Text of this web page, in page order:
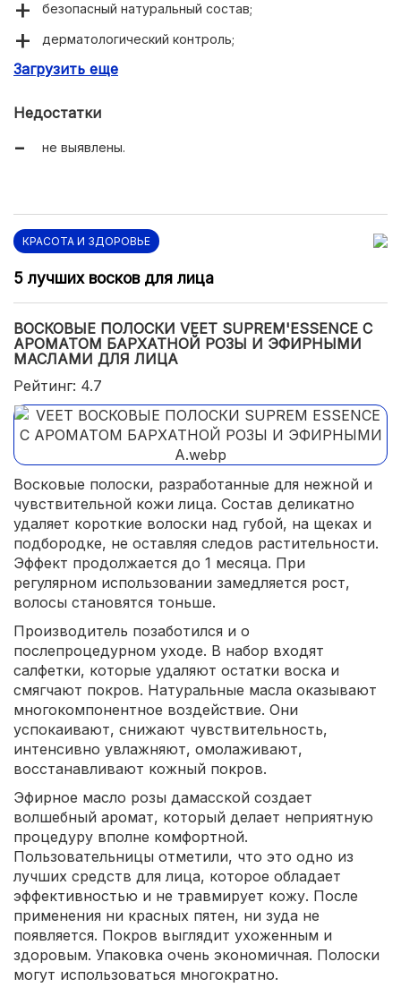
безопасный натуральный состав;
дерматологический контроль;
замедление роста волос;
Загрузить еще
Недостатки
не выявлены.
КРАСОТА И ЗДОРОВЬЕ
5 лучших восков для лица
ВОСКОВЫЕ ПОЛОСКИ VEET SUPREM'ESSENCE С
АРОМАТОМ БАРХАТНОЙ РОЗЫ И ЭФИРНЫМИ
МАСЛАМИ ДЛЯ ЛИЦА
Рейтинг: 4.7
Восковые полоски, разработанные для нежной и
чувствительной кожи лица. Состав деликатно
удаляет короткие волоски над губой, на щеках и
подбородке, не оставляя следов растительности.
Эффект продолжается до 1 месяца. При
регулярном использовании замедляется рост,
волосы становятся тоньше.
Производитель позаботился и о
послепроцедурном уходе. В набор входят
салфетки, которые удаляют остатки воска и
смягчают покров. Натуральные масла оказывают
многокомпонентное воздействие. Они
успокаивают, снижают чувствительность,
интенсивно увлажняют, омолаживают,
восстанавливают кожный покров.
Эфирное масло розы дамасской создает
волшебный аромат, который делает неприятную
процедуру вполне комфортной.
Пользовательницы отметили, что это одно из
лучших средств для лица, которое обладает
эффективностью и не травмирует кожу. После
применения ни красных пятен, ни зуда не
появляется. Покров выглядит ухоженным и
здоровым. Упаковка очень экономичная. Полоски
могут использоваться многократно.